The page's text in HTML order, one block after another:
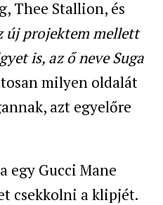
Thee Stallion, és
új projektem mellett
is, az ő neve Suga
milyen oldalát
azt egyelőre
egy Gucci Mane
csekkolni a klipjét.